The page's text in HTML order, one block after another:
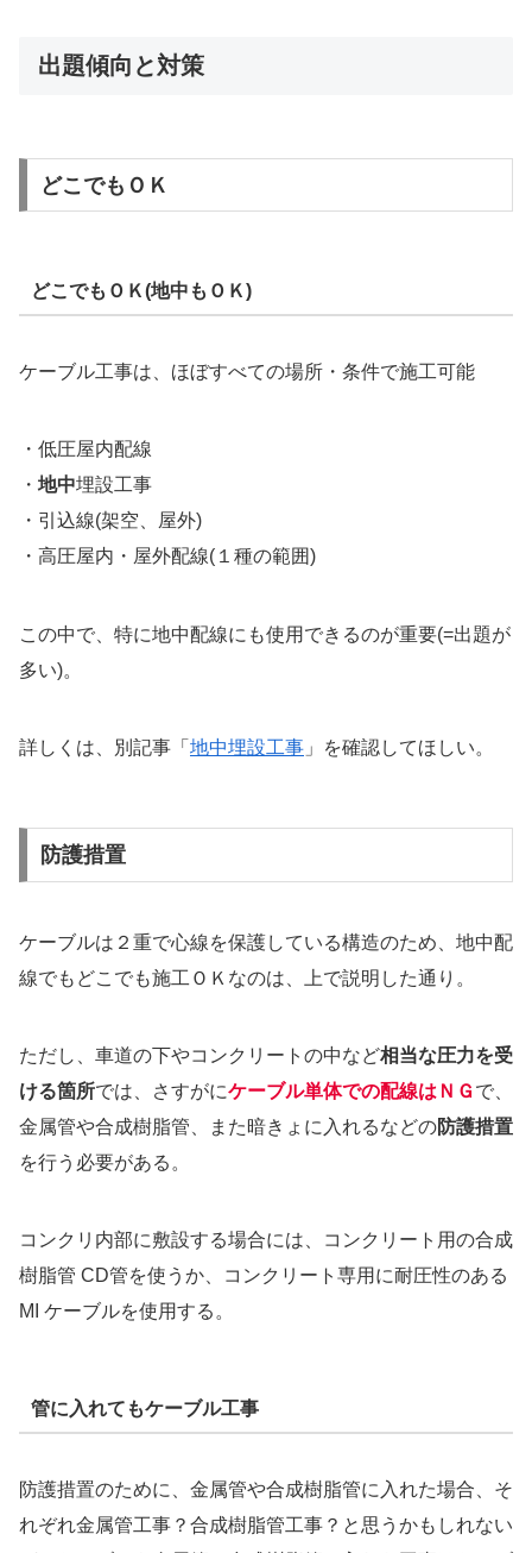
出題傾向と対策
どこでもＯＫ
どこでもＯＫ(地中もＯＫ)
ケーブル工事は、ほぼすべての場所・条件で施工可能
・低圧屋内配線
・ 地中埋設工事
・引込線(架空、屋外)
・高圧屋内・屋外配線(１種の範囲)
この中で、特に地中配線にも使用できるのが重要(=出題が
多い)。
詳しくは、別記事「 地中埋設工事 」を確認してほしい。
防護措置
ケーブルは２重で心線を保護している構造のため、地中配
線でもどこでも施工ＯＫなのは、上で説明した通り。
ただし、車道の下やコンクリートの中など相当な圧力を受
ける箇所では、さすがにケーブル単体での配線はＮＧ で、
金属管や合成樹脂管、また暗きょに入れるなどの防護措置
を行う必要がある。
コンクリ内部に敷設する場合には、コンクリート用の合成
樹脂管 CD管を使うか、コンクリート専用に耐圧性のある
MI ケーブルを使用する。
管に入れてもケーブル工事
防護措置のために、金属管や合成樹脂管に入れた場合、そ
れぞれ金属管工事？合成樹脂管工事？と思うかもしれない